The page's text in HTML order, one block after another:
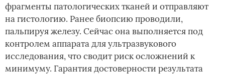
фрагменты патологических тканей и отправляют
на гистологию. Ранее биопсию проводили,
пальпируя железу. Сейчас она выполняется под
контролем аппарата для ультразвукового
исследования, что сводит риск осложнений к
минимуму. Гарантия достоверности результата